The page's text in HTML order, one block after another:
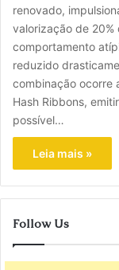
renovado,
valorização de 20%
comportamento
reduzido
combinação ocorre
Hash Ribbons,
possível…
Leia mais »
Follow Us